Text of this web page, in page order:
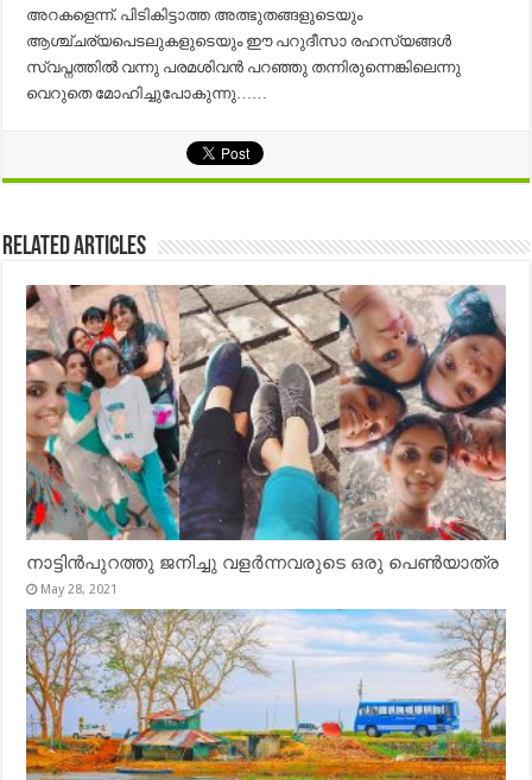
അറകളെന്ന്. പിടികിട്ടാത്ത അത്ഭുതങ്ങളുടെയും
ആശ്ച്ചര്യപെടലുകളുടെയും ഈ പറുദീസാ രഹസ്യങ്ങൾ
സ്വപ്നത്തിൽ വന്നു പരമശിവൻ പറഞ്ഞു തന്നിരുന്നെങ്കിലെന്നു
വെറുതെ മോഹിച്ചുപോകുന്നു……
Related Articles
നാട്ടിൻപുറത്തു ജനിച്ചു വളർന്നവരുടെ ഒരു പെൺയാത്ര
May 28, 2021